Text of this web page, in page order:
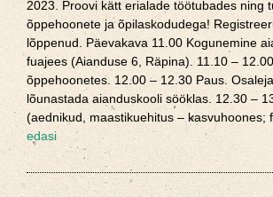
2023. Proovi kätt erialade töötubades ning
õppehoonete ja õpilaskodudega!
lõppenud. Päevakava 11.00 Kogunemine
fuajees (Aianduse 6, Räpina). 11.10 –
õppehoonetes. 12.00 – 12.30 Paus.
lõunastada aianduskooli sööklas. 12.30 –
(aednikud, maastikuehitus – kasvuhoones;
edasi